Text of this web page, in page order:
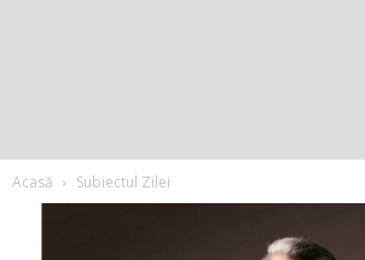
Acasă Subiectul Zilei